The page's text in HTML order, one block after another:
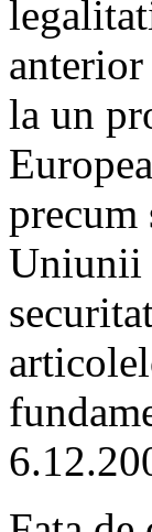
la un
precum
Uniunii